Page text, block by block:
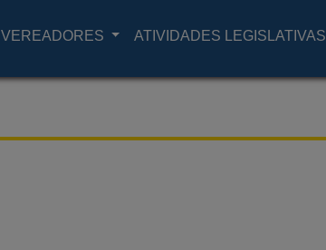
VEREADORES ATIVIDADES LEGISLATIVAS